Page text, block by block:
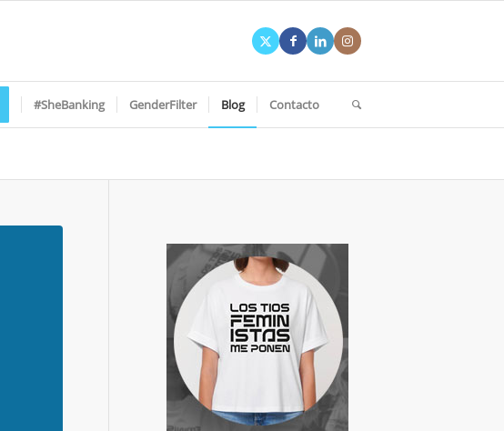
#SheBanking GenderFilter Blog Contacto